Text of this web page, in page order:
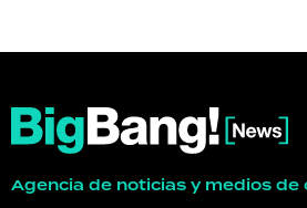
Agencia de noticias y medios de